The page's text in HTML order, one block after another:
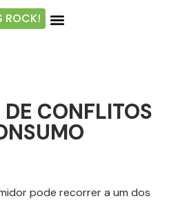
ROCK!
CONFLITOS
pode recorrer a um dos